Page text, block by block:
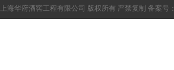
上海华府酒窖工程有限公司 版权所有 严禁复制 备案号：